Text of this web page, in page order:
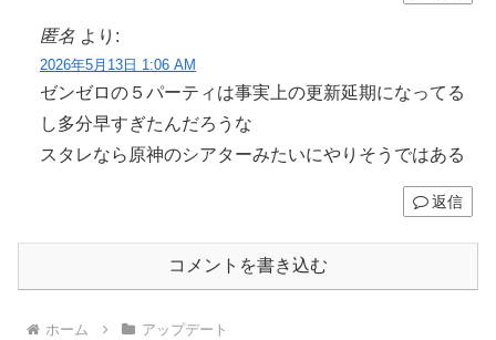
匿名 より:
2026年5月13日 1:06 AM
ゼンゼロの５パーティは事実上の更新延期になってる
し多分早すぎたんだろうな
スタレなら原神のシアターみたいにやりそうではある
返信
コメントを書き込む
ホーム アップデート